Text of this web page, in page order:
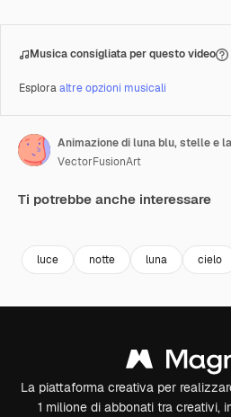
Musica consigliata per questo video
Esploraaltre opzioni musicali
VectorFusionArt
Ti potrebbe anche interessare
luce notte luna cielo
La piattaforma creativa per
1 milione di abbonati tra creativi,